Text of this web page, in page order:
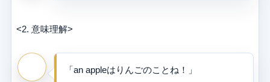
<2. 意味理解>
「an appleはりんごのことね！」